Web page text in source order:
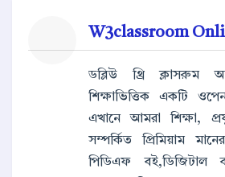
W3classroom
ডব্লিউ থ্রি ক্লাসরুম
শিক্ষাভিত্তিক একটি
এখানে আমরা শিক্ষা,
সম্পর্কিত প্রিমিয়াম
পিডিএফ বই,ডিজিটাল